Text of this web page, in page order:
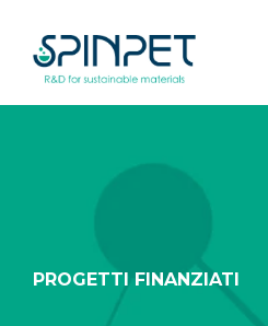
PROGETTI FINANZIATI